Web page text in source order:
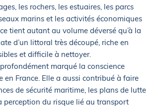
les rochers, les estuaires, les parcs
marins et les activités économiques
tient autant au volume déversé qu’à la
d’un littoral très découpé, riche en
et difficile à nettoyer.
marqué la conscience
en France. Elle a aussi contribué à faire
de sécurité maritime, les plans de lutte
du risque lié au transport